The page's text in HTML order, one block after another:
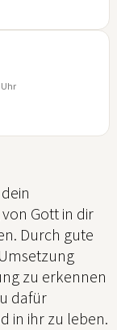
Uhr
Gott in dir
Durch gute
zu erkennen
dafür
in ihr zu leben.